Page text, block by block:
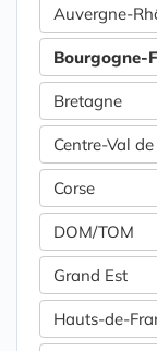
Auvergne-
Bourgogne-
Bretagne
Centre-Val
Corse
DOM/TOM
Grand Est
Hauts-de-